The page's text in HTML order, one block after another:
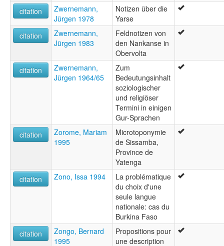
citation
Zwernemann,
Jürgen 1978
Notizen über die
Yarse
citation
Zwernemann,
Jürgen 1983
Feldnotizen von
den Nankanse in
Obervolta
citation
Zwernemann,
Jürgen 1964/65
Zum
Bedeutungsinhalt
soziologischer
und religiöser
Termini in einigen
Gur-Sprachen
citation
Zorome, Mariam
1995
Microtoponymie
de Sissamba,
Province de
Yatenga
citation
Zono, Issa 1994
La problématique
du choix d'une
seule langue
nationale: cas du
Burkina Faso
citation
Zongo, Bernard
1995
Propositions pour
une description